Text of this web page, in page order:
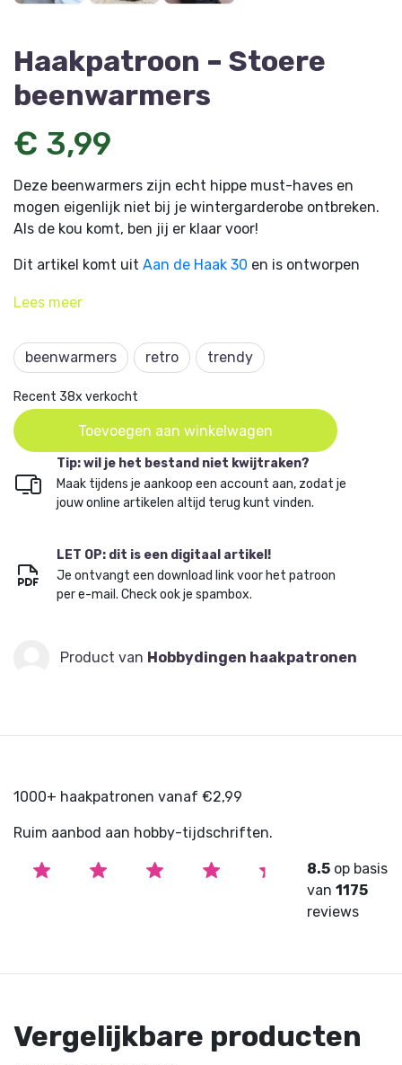
Haakpatroon – Stoere
beenwarmers
€ 3,99
Deze beenwarmers zijn echt hippe must-haves en
mogen eigenlijk niet bij je wintergarderobe ontbreken.
Als de kou komt, ben jij er klaar voor!
Dit artikel komt uit Aan de Haak 30 en is ontworpen
Lees meer
beenwarmers retro trendy
Recent 38x verkocht
Toevoegen aan winkelwagen
Tip: wil je het bestand niet kwijtraken?
Maak tijdens je aankoop een account aan, zodat je
jouw online artikelen altijd terug kunt vinden.
LET OP: dit is een digitaal artikel!
Je ontvangt een download link voor het patroon
per e-mail. Check ook je spambox.
Product van Hobbydingen haakpatronen
1000+ haakpatronen vanaf €2,99
Ruim aanbod aan hobby-tijdschriften.
8.5 op basis
van1175
reviews
Vergelijkbare producten